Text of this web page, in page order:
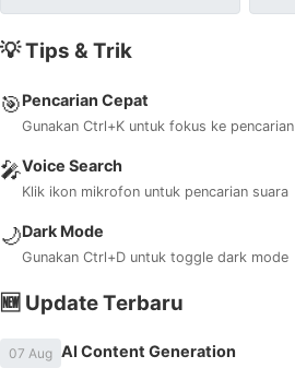
💡 Tips & Trik
🎯Pencarian Cepat
Gunakan Ctrl+K untuk fokus ke pencarian
🎤Voice Search
Klik ikon mikrofon untuk pencarian suara
🌙Dark Mode
Gunakan Ctrl+D untuk toggle dark mode
🆕 Update Terbaru
07 Aug AI Content Generation